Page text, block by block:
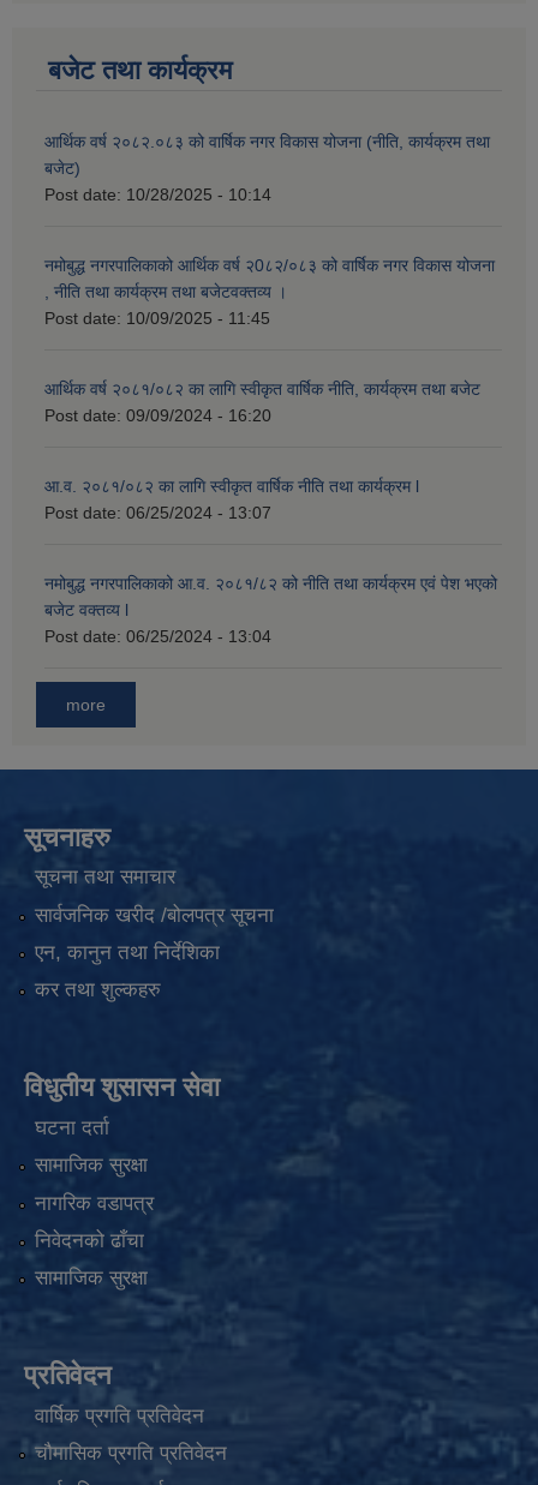
बजेट तथा कार्यक्रम
आर्थिक वर्ष २०८२.०८३ को वार्षिक नगर विकास योजना (नीति, कार्यक्रम तथा
बजेट)
Post date: 10/28/2025 - 10:14
नमोबुद्ध नगरपालिकाको आर्थिक वर्ष २0८२/०८३ को वार्षिक नगर विकास योजना
, नीति तथा कार्यक्रम तथा बजेटवक्तव्य ।
Post date: 10/09/2025 - 11:45
आर्थिक वर्ष २०८१/०८२ का लागि स्वीकृत वार्षिक नीति, कार्यक्रम तथा बजेट
Post date: 09/09/2024 - 16:20
आ.व. २०८१/०८२ का लागि स्वीकृत वार्षिक नीति तथा कार्यक्रम l
Post date: 06/25/2024 - 13:07
नमोबुद्ध नगरपालिकाको आ‍.व. २०८१/८२ को नीति तथा कार्यक्रम एवं पेश भएको
बजेट वक्तव्य l
Post date: 06/25/2024 - 13:04
more
सूचनाहरु
सूचना तथा समाचार
सार्वजनिक खरीद /बोलपत्र सूचना
एन, कानुन तथा निर्देशिका
कर तथा शुल्कहरु
विधुतीय शुसासन सेवा
घटना दर्ता
सामाजिक सुरक्षा
नागरिक वडापत्र
निवेदनको ढाँचा
सामाजिक सुरक्षा
प्रतिवेदन
वार्षिक प्रगति प्रतिवेदन
चौमासिक प्रगति प्रतिवेदन